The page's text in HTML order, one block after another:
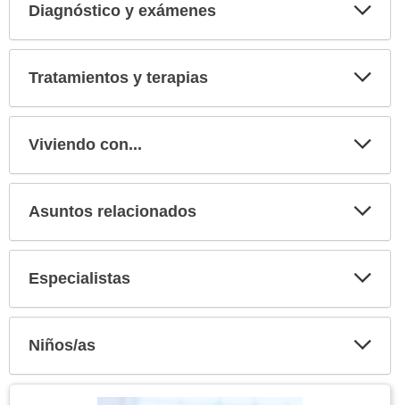
Diagnóstico y exámenes
Tratamientos y terapias
Viviendo con...
Asuntos relacionados
Especialistas
Niños/as